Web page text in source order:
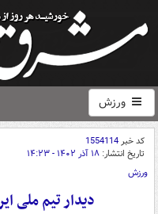
ورزش
کد خبر1554114
تاریخ انتشار: ۱۸ آذر ۱۴۰۲ - ۱۴:۲۳
ورزش
دیدار تیم ملی